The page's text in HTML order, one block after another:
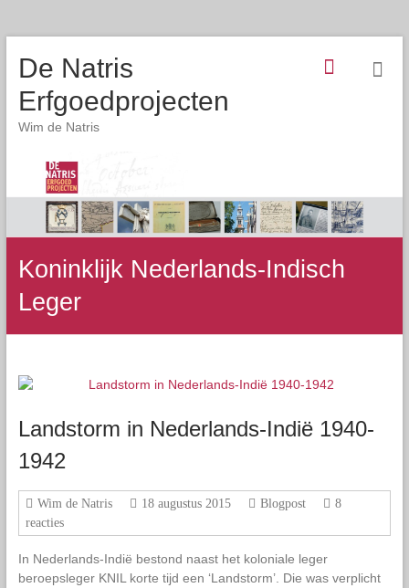
De Natris
Erfgoedprojecten
Wim de Natris
Koninklijk Nederlands-Indisch
Leger
Landstorm in Nederlands-Indië 1940-
1942
Wim de Natris 18 augustus 2015 Blogpost
8
reacties
In Nederlands-Indië bestond naast het koloniale leger
beroepsleger KNIL korte tijd een ‘Landstorm’. Die was verplicht